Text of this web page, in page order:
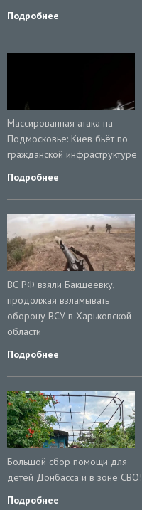
Подробнее
Массированная атака на
Подмосковье: Киев бьёт по
гражданской инфраструктуре
Подробнее
ВС РФ взяли Бакшеевку,
продолжая взламывать
оборону ВСУ в Харьковской
области
Подробнее
Большой сбор помощи для
детей Донбасса и в зоне СВО!
Подробнее